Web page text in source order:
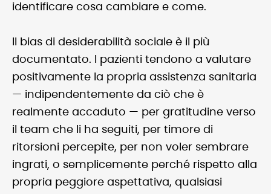
identificare cosa cambiare e come.
Il bias di desiderabilità sociale è il più
documentato. I pazienti tendono a valutare
positivamente la propria assistenza sanitaria
— indipendentemente da ciò che è
realmente accaduto — per gratitudine verso
il team che li ha seguiti, per timore di
ritorsioni percepite, per non voler sembrare
ingrati, o semplicemente perché rispetto alla
propria peggiore aspettativa, qualsiasi